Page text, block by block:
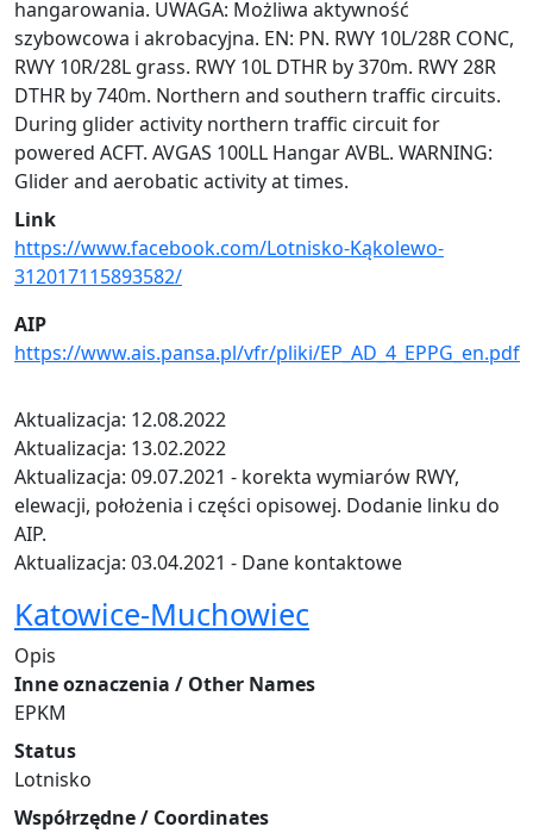
hangarowania. UWAGA: Możliwa aktywność
szybowcowa i akrobacyjna. EN: PN. RWY 10L/28R CONC,
RWY 10R/28L grass. RWY 10L DTHR by 370m. RWY 28R
DTHR by 740m. Northern and southern traffic circuits.
During glider activity northern traffic circuit for
powered ACFT. AVGAS 100LL Hangar AVBL. WARNING:
Glider and aerobatic activity at times.
Link
https://www.facebook.com/Lotnisko-Kąkolewo-
312017115893582/
AIP
https://www.ais.pansa.pl/vfr/pliki/EP_AD_4_EPPG_en.pdf
Aktualizacja: 12.08.2022
Aktualizacja: 13.02.2022
Aktualizacja: 09.07.2021 - korekta wymiarów RWY,
elewacji, położenia i części opisowej. Dodanie linku do
AIP.
Aktualizacja: 03.04.2021 - Dane kontaktowe
Katowice-Muchowiec
Opis
Inne oznaczenia / Other Names
EPKM
Status
Lotnisko
Współrzędne / Coordinates